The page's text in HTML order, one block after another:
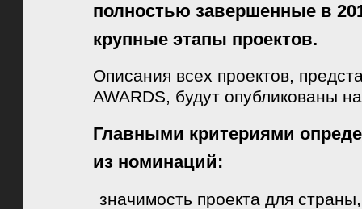
полностью завершенные в
крупные этапы проектов.
Описания всех проектов,
AWARDS, будут опубликованы
Главными критериями
из номинаций:
значимость проекта для